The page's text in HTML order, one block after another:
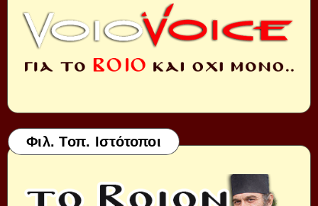
Φιλ. Τοπ. Ιστότοποι